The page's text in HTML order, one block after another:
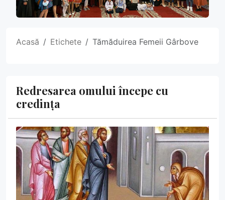
Acasă Etichete Tămăduirea Femeii Gârbove
Redresarea omului începe cu
credința